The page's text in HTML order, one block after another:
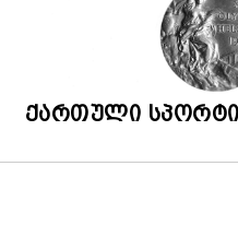
ქართული